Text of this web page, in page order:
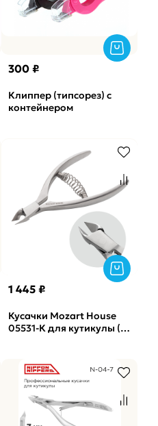
300 ₽
Клиппер (типсорез) с
контейнером
1 445 ₽
Кусачки Mozart House
05531-К для кутикулы (4